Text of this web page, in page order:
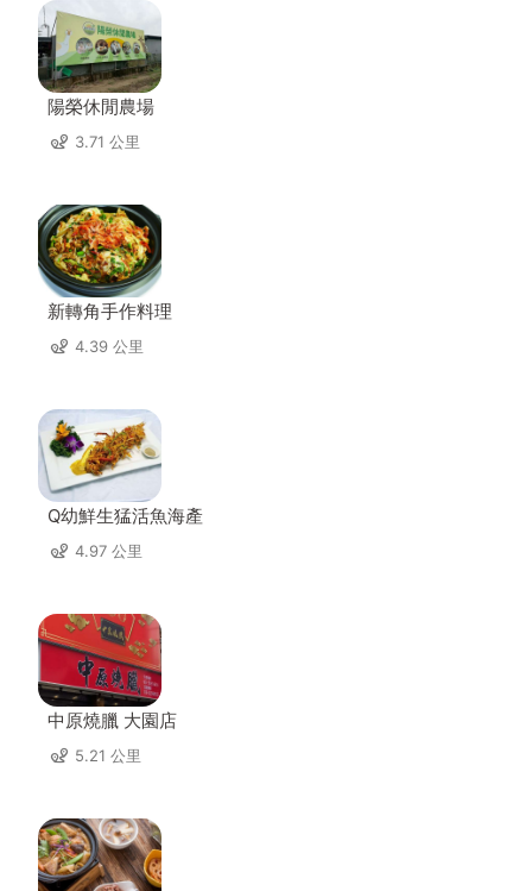
陽榮休閒農場
3.71 公里
新轉角手作料理
4.39 公里
Q幼鮮生猛活魚海產
4.97 公里
中原燒臘 大園店
5.21 公里